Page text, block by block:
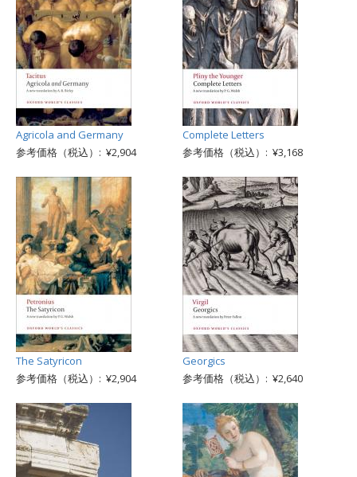
Agricola and Germany
参考価格（税込）: ¥2,904
Complete Letters
参考価格（税込）: ¥3,168
The Satyricon
参考価格（税込）: ¥2,904
Georgics
参考価格（税込）: ¥2,640